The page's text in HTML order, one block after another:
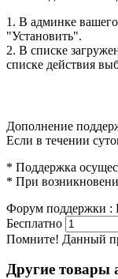
1. В админке
"Установить".
2. В списке
списке действия
Дополнение
Если в течении
* Поддержка
* При
Форум поддержки :
Бесплатно
Помните! Данный
Другие товары